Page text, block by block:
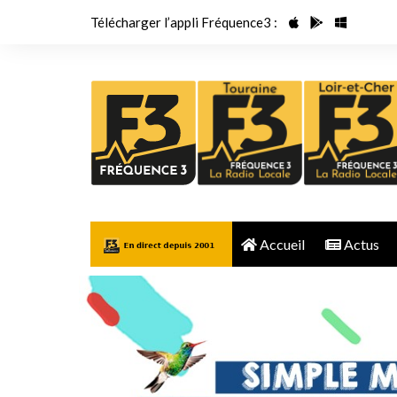
Télécharger l’appli Fréquence3 :
Accueil Actus